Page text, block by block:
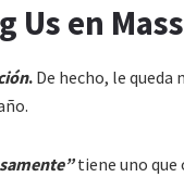
Us en
. De hecho, le queda
tiene uno que